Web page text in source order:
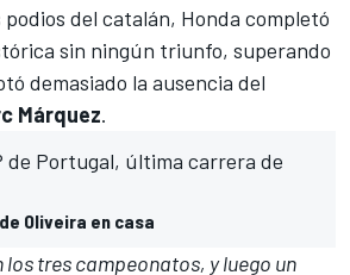
podios del catalán, Honda completó
sin ningún triunfo, superando
demasiado la ausencia del
Márquez.
de Portugal, última carrera de
Oliveira en casa
tres campeonatos, y luego un